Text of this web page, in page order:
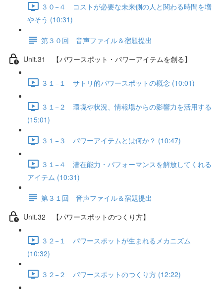
３０−４ コストが必要な未来側の人と関わる時間を増
やそう (10:31)
第３０回 音声ファイル＆宿題提出
Unit.31 【パワースポット・パワーアイテムを創る】
３１−１ サトリ的パワースポットの概念 (10:01)
３１−２ 環境や状況、情報場からの影響力を活用する
(15:01)
３１−３ パワーアイテムとは何か？ (10:47)
３１−４ 潜在能力・パフォーマンスを解放してくれる
アイテム (10:31)
第３１回 音声ファイル＆宿題提出
Unit.32 【パワースポットのつくり方】
３２−１ パワースポットが生まれるメカニズム
(10:32)
３２−２ パワースポットのつくり方 (12:22)